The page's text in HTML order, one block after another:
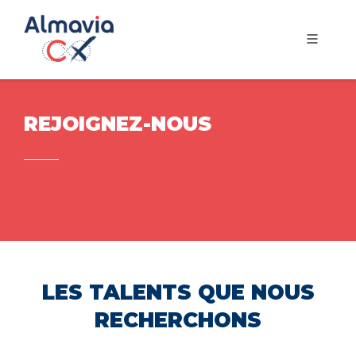
REJOIGNEZ-NOUS
LES TALENTS QUE NOUS
RECHERCHONS